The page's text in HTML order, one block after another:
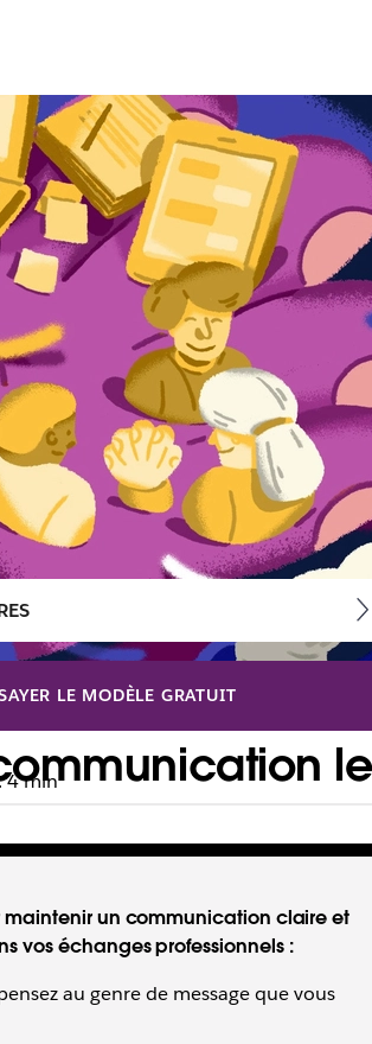
constructive au travail.
LE MODÈLE GRATUIT
4 min
maintenir un communication claire et
vos échanges professionnels :
au genre de message que vous